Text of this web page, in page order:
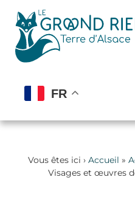
FR
Vous êtes ici › Accueil »
Visages et œuvres
Panneau de gestion des